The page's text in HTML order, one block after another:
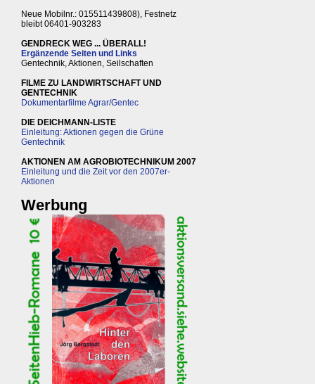
Neue Mobilnr.: 015511439808), Festnetz
bleibt 06401-903283
GENDRECK WEG ... ÜBERALL!
Ergänzende Seiten und Links
Gentechnik, Aktionen, Seilschaften
FILME ZU LANDWIRTSCHAFT UND
GENTECHNIK
Dokumentarfilme Agrar/Gentec
DIE DEICHMANN-LISTE
Einleitung: Aktionen gegen die Grüne
Gentechnik
AKTIONEN AM AGROBIOTECHNIKUM 2007
Einleitung und die Zeit vor den 2007er-
Aktionen
Werbung